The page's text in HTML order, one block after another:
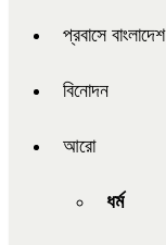
প্রবাসে বাংলাদেশ
বিনোদন
আরো
ধর্ম